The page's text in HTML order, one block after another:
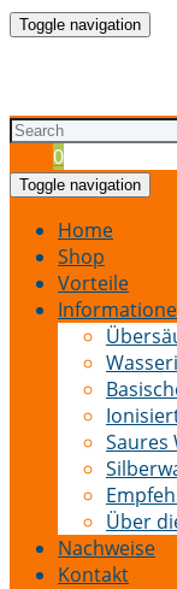
Toggle navigation
0
Toggle navigation
Home
Shop
Vorteile
Saures
Über
Nachweise
Kontakt